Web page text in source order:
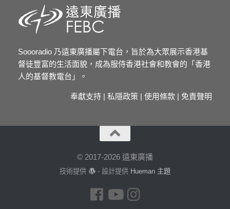
Soooradio 乃遠東廣播屬下電台，旨於為大眾展示香港基
督徒豐富的生活面貌，成為服侍香港社會和教會的「香港
人的基督教電台」。
奉獻支持 | 私隱政策 | 使用條款 | 免責聲明
© 2017-2026 遠東廣播
技術提供 - 設計提供 Hueman 主題